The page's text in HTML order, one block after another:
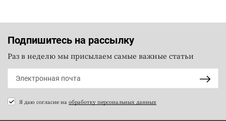
Подпишитесь на рассылку
Раз в неделю мы присылаем самые важные статьи
Я даю согласие на обработку персональных данных